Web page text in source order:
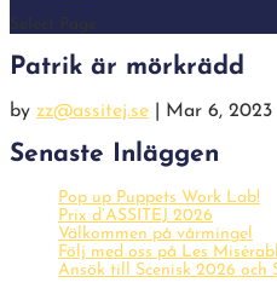
Select Page
Patrik är mörkrädd
by zz@assitej.se Mar 6, 2023
Senaste Inläggen
Pop up Puppets Work Lab!
Prix d’ASSITEJ 2026
Välkommen på vårmingel
Följ med oss på Les
Ansök till Scenisk 2026 och